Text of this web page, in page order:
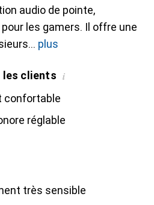
audio de pointe,
les gamers. Il offre une
plus
les clients i
confortable
réglable
très sensible